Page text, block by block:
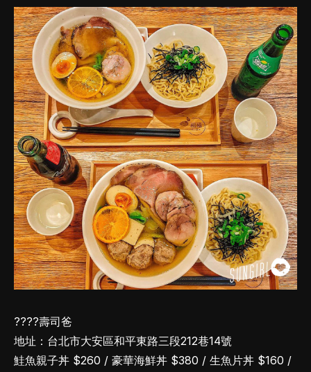
????壽司爸
地址：台北市大安區和平東路三段212巷14號
鮭魚親子丼 $260 / 豪華海鮮丼 $380 / 生魚片丼 $160 /